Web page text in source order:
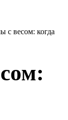
с весом: когда